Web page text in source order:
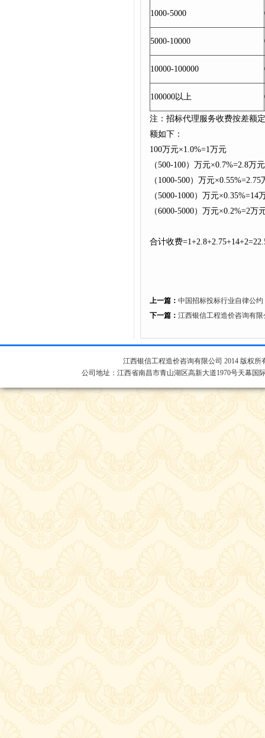
1000-5000
5000-10000
10000-100000
100000以上
注：招标代理服务收费按差额
额如下：
100万元×1.0%=1万元
（500-100）万元×0.7%=2.8万元
（1000-500）万元×0.55%=2.75
（5000-1000）万元×0.35%=14
（6000-5000）万元×0.2%=2万
合计收费
上一篇： 中国招标投标行业自律公约
下一篇： 江西银信工程造价咨询有
江西银信工程造价咨询有限公司 2014 版权所
公司地址：江西省南昌市青山湖区高新大道1970号天幕国